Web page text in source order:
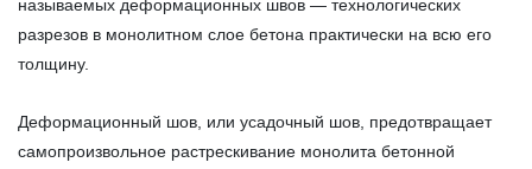
называемых деформационных швов — технологических
разрезов в монолитном слое бетона практически на всю его
толщину.
Деформационный шов, или усадочный шов, предотвращает
самопроизвольное растрескивание монолита бетонной